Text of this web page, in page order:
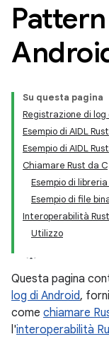
Su questa pagina
Registrazione di log
Esempio di AIDL Rust
Esempio di AIDL
Chiamare Rust da C
Esempio di libreria
Esempio di file
Interoperabilità
Utilizzo
Questa pagina
log di Android,
come chiamare
l'interoperabilità